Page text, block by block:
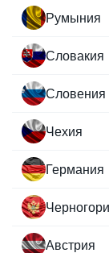
Румыния
Словакия
Словения
Чехия
Германия
Австрия